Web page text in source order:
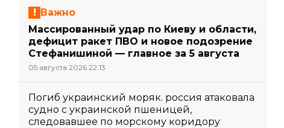
Важно
Массированный удар по Киеву и области,
дефицит ракет ПВО и новое подозрение
Стефанишиной — главное за 5 августа
05 августа 2026 22:13
Погиб украинский моряк. россия атаковала
судно с украинской пшеницей,
следовавшее по морскому коридору